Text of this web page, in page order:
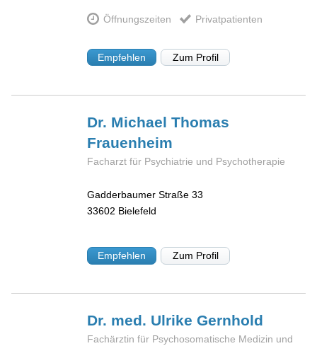
Öffnungszeiten Privatpatienten
Empfehlen Zum Profil
Dr. Michael Thomas
Frauenheim
Facharzt für Psychiatrie und Psychotherapie
Gadderbaumer Straße 33
33602 Bielefeld
Empfehlen Zum Profil
Dr. med. UlrikeGernhold
Fachärztin für Psychosomatische Medizin und